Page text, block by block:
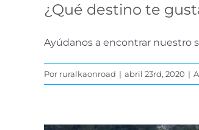
¿Qué destino te
Ayúdanos a encontrar nuestro
Por ruralkaonroad | abril 23rd, 2020 |